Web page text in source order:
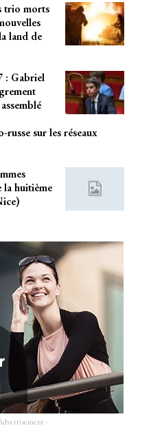
trio morts
land de
: Gabriel
sur les réseaux
la huitième
-